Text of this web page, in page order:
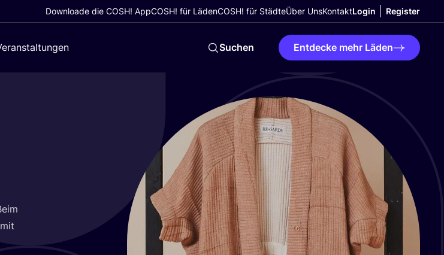
Downloade die COSH! AppCOSH! für LädenCOSH! für StädteÜber UnsKontaktLogin Register
Suchen Entdecke mehr Läden